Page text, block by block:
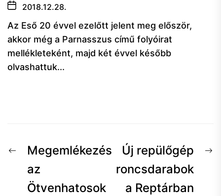
2018.12.28.
Az Eső 20 évvel ezelőtt jelent meg először,
akkor még a Parnasszus című folyóirat
mellékleteként, majd két évvel később
olvashattuk...
Bejegyzés
navigáció
ElőzőMegemlékezés
az
Ötvenhatosok
Új repülőgép
roncsdarabok
a Reptárban